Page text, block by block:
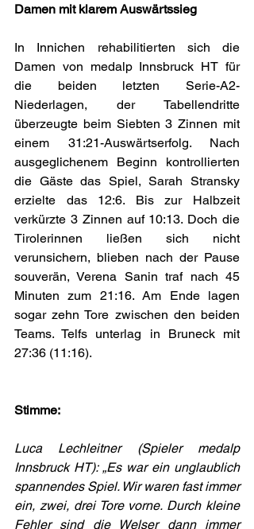
Damen mit klarem Auswärtssieg
In Innichen rehabilitierten sich die
Damen von medalp Innsbruck HT für
die beiden letzten Serie-A2-
Niederlagen, der Tabellendritte
überzeugte beim Siebten 3 Zinnen mit
einem 31:21-Auswärtserfolg. Nach
ausgeglichenem Beginn kontrollierten
die Gäste das Spiel, Sarah Stransky
erzielte das 12:6. Bis zur Halbzeit
verkürzte 3 Zinnen auf 10:13. Doch die
Tirolerinnen ließen sich nicht
verunsichern, blieben nach der Pause
souverän, Verena Sanin traf nach 45
Minuten zum 21:16. Am Ende lagen
sogar zehn Tore zwischen den beiden
Teams. Telfs unterlag in Bruneck mit
27:36 (11:16).
Stimme:
Luca Lechleitner (Spieler medalp
Innsbruck HT): „Es war ein unglaublich
spannendes Spiel. Wir waren fast immer
ein, zwei, drei Tore vorne. Durch kleine
Fehler sind die Welser dann immer